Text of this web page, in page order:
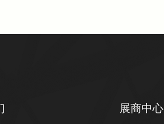
展商中心